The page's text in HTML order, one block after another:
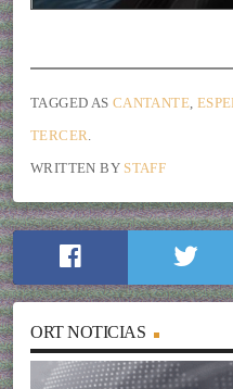
TAGGED AS CANTANTE
TERCER
WRITTEN BY STAFF
ORT NOTICIAS